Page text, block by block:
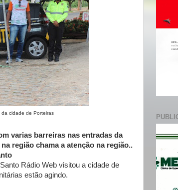
de Porteiras
varias barreiras nas entradas da
região chama a atenção na região..
Rádio Web visitou a cidade de
estão agindo.